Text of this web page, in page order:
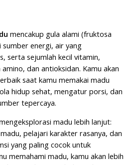
mencakup gula alami (fruktosa
sumber energi, air yang
serta sejumlah kecil vitamin,
dan antioksidan. Kamu akan
saat kamu memakai madu
hidup sehat, mengatur porsi, dan
tepercaya.
madu lebih lanjut:
pelajari karakter rasanya, dan
yang paling cocok untuk
memahami madu, kamu akan lebih